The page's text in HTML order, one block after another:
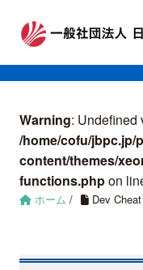
Warning: Undefined
/home/cofu/jbpc.jp/
content/themes/
functions.phpon
ホーム / Dev Cheat